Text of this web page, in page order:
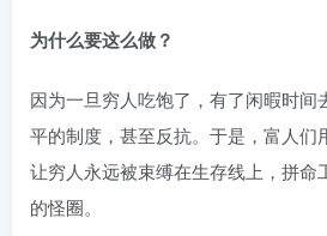
为什么要这么做？
因为一旦穷人吃饱了，有了闲暇时间
平的制度，甚至反抗。于是，富人们
让穷人永远被束缚在生存线上，拼命
的怪圈。